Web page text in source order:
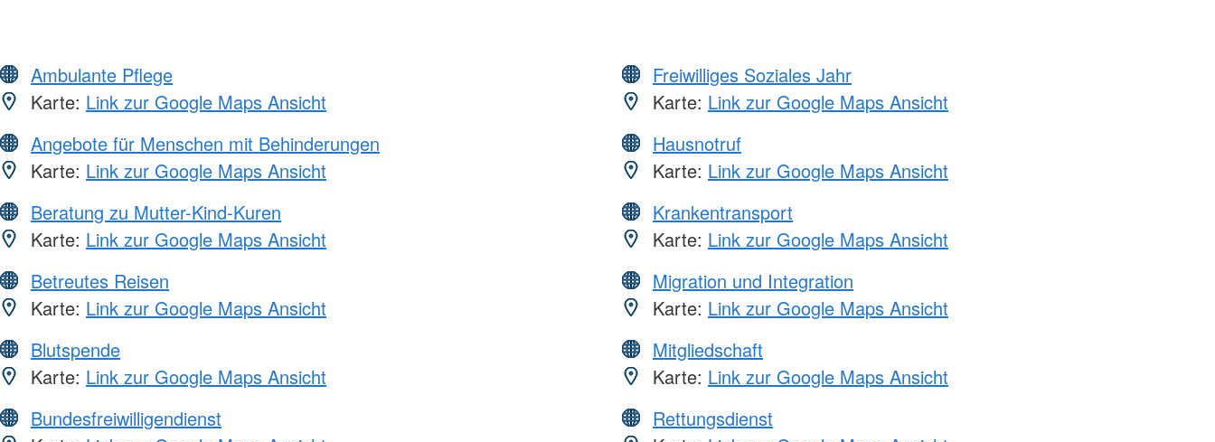
Ambulante Pflege
Karte: Link zur Google Maps Ansicht
Angebote für Menschen mit Behinderungen
Karte: Link zur Google Maps Ansicht
Beratung zu Mutter-Kind-Kuren
Karte: Link zur Google Maps Ansicht
Betreutes Reisen
Karte: Link zur Google Maps Ansicht
Blutspende
Karte: Link zur Google Maps Ansicht
Bundesfreiwilligendienst
Freiwilliges Soziales Jahr
Karte: Link zur Google Maps Ansicht
Hausnotruf
Karte: Link zur Google Maps Ansicht
Krankentransport
Karte: Link zur Google Maps Ansicht
Migration und Integration
Karte: Link zur Google Maps Ansicht
Mitgliedschaft
Karte: Link zur Google Maps Ansicht
Rettungsdienst